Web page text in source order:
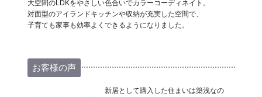
大空間のLDKをやさしい色合いでカラーコーディネイト。
対面型のアイランドキッチンや収納が充実した空間で、
子育ても家事も効率よくできるようになりました。
お客様の声
新居として購入した住まいは築浅なの